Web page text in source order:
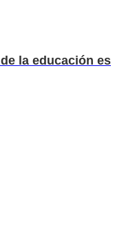
la educación es